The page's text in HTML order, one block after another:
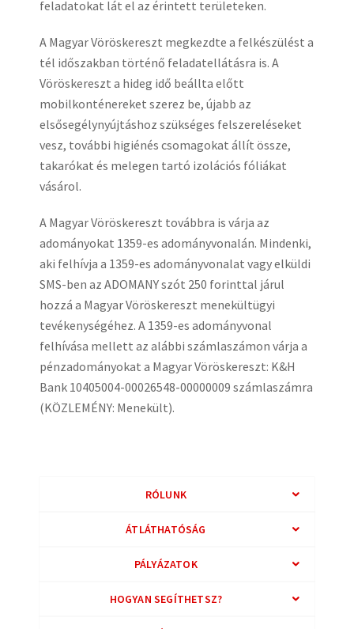
feladatokat lát el az érintett területeken.
A Magyar Vöröskereszt megkezdte a felkészülést a
tél időszakban történő feladatellátásra is. A
Vöröskereszt a hideg idő beállta előtt
mobilkonténereket szerez be, újabb az
elsősegélynyújtáshoz szükséges felszereléseket
vesz, további higiénés csomagokat állít össze,
takarókat és melegen tartó izolációs fóliákat
vásárol.
A Magyar Vöröskereszt továbbra is várja az
adományokat 1359-es adományvonalán. Mindenki,
aki felhívja a 1359-es adományvonalat vagy elküldi
SMS-ben az ADOMANY szót 250 forinttal járul
hozzá a Magyar Vöröskereszt menekültügyi
tevékenységéhez. A 1359-es adományvonal
felhívása mellett az alábbi számlaszámon várja a
pénzadományokat a Magyar Vöröskereszt: K&H
Bank 10405004-00026548-00000009 számlaszámra
(KÖZLEMÉNY: Menekült).
RÓLUNK
ÁTLÁTHATÓSÁG
PÁLYÁZATOK
HOGYAN SEGÍTHETSZ?